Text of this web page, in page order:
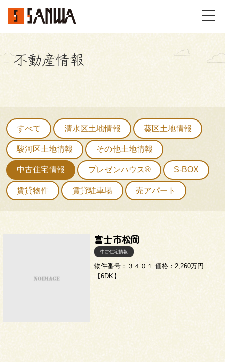
イベント・見学会
事例
施工事例 パーツギャラリー
お客様の声
私たちのこと
リフォーム
不動産情報
すべて 清水区土地情報 葵区土地情報
駿河区土地情報 その他土地情報
中古住宅情報 プレゼンハウス® S-BOX
賃貸物件 賃貸駐車場 売アパート
富士市松岡
中古住宅情報
物件番号：３４０１ 価格：2,260万円
【6DK】